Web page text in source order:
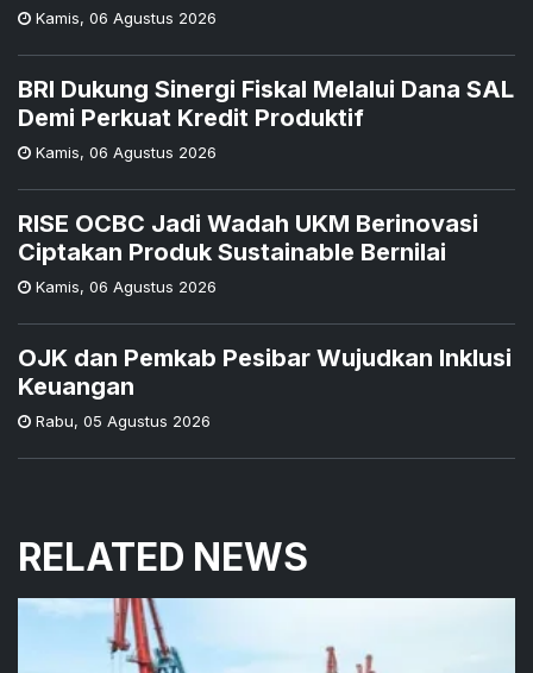
Kamis, 06 Agustus 2026
BRI Dukung Sinergi Fiskal Melalui Dana SAL
Demi Perkuat Kredit Produktif
Kamis, 06 Agustus 2026
RISE OCBC Jadi Wadah UKM Berinovasi
Ciptakan Produk Sustainable Bernilai
Kamis, 06 Agustus 2026
OJK dan Pemkab Pesibar Wujudkan Inklusi
Keuangan
Rabu, 05 Agustus 2026
RELATED NEWS